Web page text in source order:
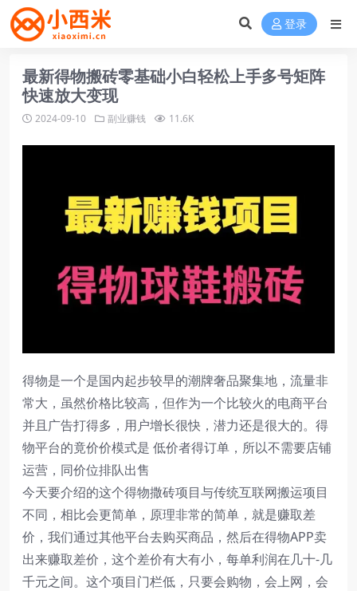
登录
最新得物搬砖零基础小白轻松上手多号矩阵
快速放大变现
2024-09-10 副业赚钱 11.6K
得物是一个是国内起步较早的潮牌奢品聚集地，流量非
常大，虽然价格比较高，但作为一个比较火的电商平台
并且广告打得多，用户增长很快，潜力还是很大的。得
物平台的竟价价模式是 低价者得订单，所以不需要店铺
运营，同价位排队出售
今天要介绍的这个得物撒砖项目与传统互联网搬运项目
不同，相比会更简单，原理非常的简单，就是赚取差
价，我们通过其他平台去购买商品，然后在得物APP卖
出来赚取差价，这个差价有大有小，每单利润在几十-几
千元之间。这个项目门栏低，只要会购物，会上网，会